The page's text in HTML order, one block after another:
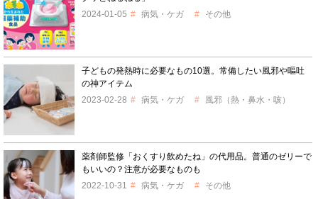
2024-01-05
病気・ケガ その他
子どもの発熱時に必要なもの10選。常備したい風邪や嘔吐
の神アイテム
2023-02-28
病気・ケガ 風邪（熱・鼻水・咳）
薬剤師監修「おくすり飲めたね」の代用品。普通のゼリーで
もいいの？注意が必要なものも
2022-10-31
病気・ケガ その他